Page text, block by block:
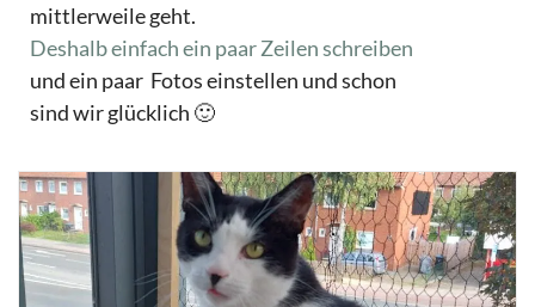
mittlerweile geht.
Deshalb einfach ein paar Zeilen schreiben
und ein paar Fotos einstellen und schon
sind wir glücklich 🙂